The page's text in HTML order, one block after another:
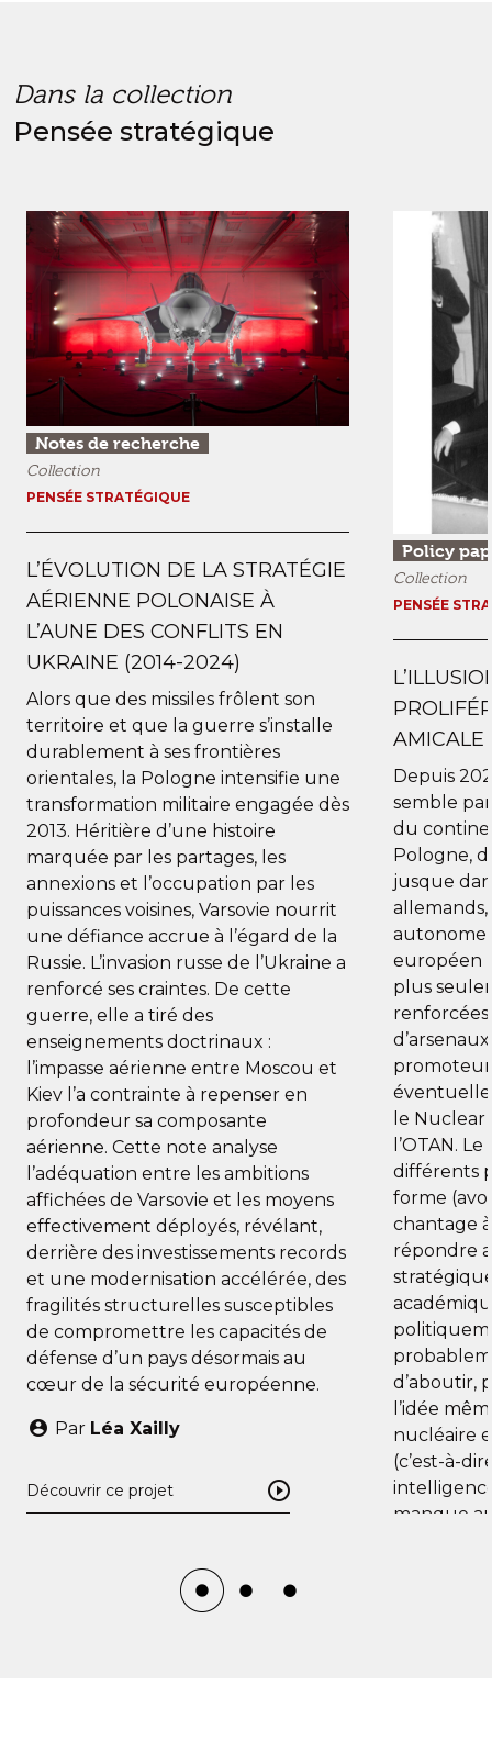
Dans la collection
Pensée stratégique
Notes de recherche
Collection
PENSÉE STRATÉGIQUE
L’ÉVOLUTION DE LA STRATÉGIE
AÉRIENNE POLONAISE À
L’AUNE DES CONFLITS EN
UKRAINE (2014-2024)
Alors que des missiles frôlent son
territoire et que la guerre s’installe
durablement à ses frontières
orientales, la Pologne intensifie une
transformation militaire engagée dès
2013. Héritière d’une histoire
marquée par les partages, les
annexions et l’occupation par les
puissances voisines, Varsovie nourrit
une défiance accrue à l’égard de la
Russie. L’invasion russe de l’Ukraine a
renforcé ses craintes. De cette
guerre, elle a tiré des
enseignements doctrinaux :
l’impasse aérienne entre Moscou et
Kiev l’a contrainte à repenser en
profondeur sa composante
aérienne. Cette note analyse
l’adéquation entre les ambitions
affichées de Varsovie et les moyens
effectivement déployés, révélant,
derrière des investissements records
et une modernisation accélérée, des
fragilités structurelles susceptibles
de compromettre les capacités de
défense d’un pays désormais au
cœur de la sécurité européenne.
Par Léa Xailly
Découvrir ce projet
Policy
Collection
PENSÉE
AMICALE
Depuis
semble
du
Pologne,
jusque
autonome
européen
plus
renforcées
le
l’OTAN.
différents
forme
chantage
répondre
d’aboutir,
l’idée
nucléaire
(c’est-à-
manque